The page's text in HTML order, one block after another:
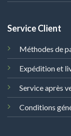
Service Client
Méthodes de
Expédition et
Service après
Conditions